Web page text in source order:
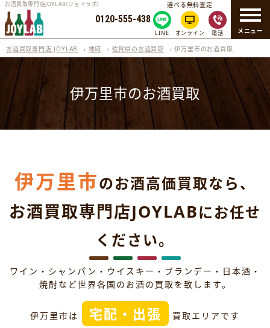
メニュー
お酒買取専門店JOYLAB(ジョイラボ)
0120-555-438
選べる無料査定
LINE オンライン 電話
お酒買取専門店 JOYLAB › 地域 › 佐賀県のお酒買取 ›伊万里市のお酒買取
伊万里市のお酒買取
伊万里市のお酒高価買取なら、
お酒買取専門店JOYLABにお任せ
ください。
ワイン・シャンパン・ウイスキー・ブランデー・日本酒・
焼酎など世界各国のお酒の買取を致します。
伊万里市は 宅配・出張 買取エリアです